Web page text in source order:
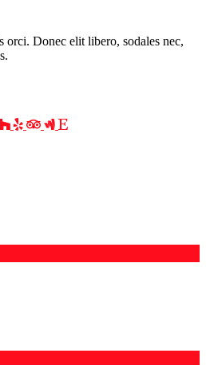
orci. Donec elit libero, sodales nec,